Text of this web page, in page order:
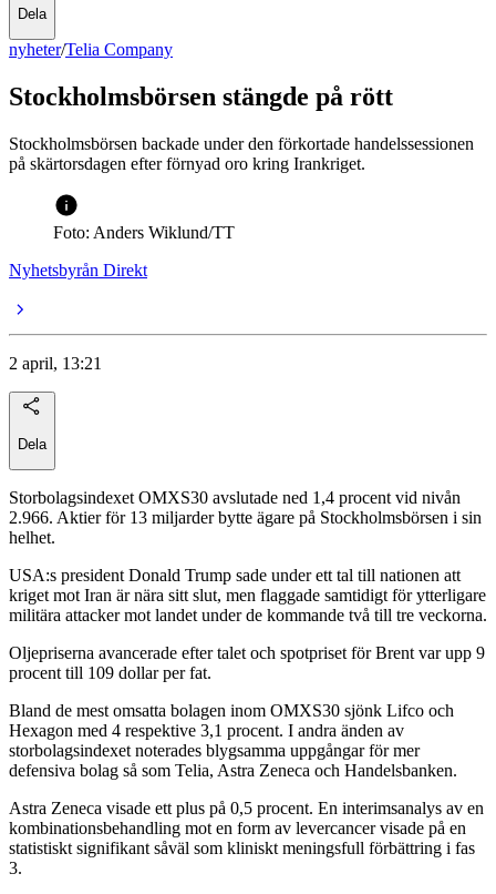
Dela
nyheter/Telia Company
Stockholmsbörsen stängde på rött
Stockholmsbörsen backade under den förkortade handelssessionen
på skärtorsdagen efter förnyad oro kring Irankriget.
Foto: Anders Wiklund/TT
Nyhetsbyrån Direkt
2 april, 13:21
Dela
Storbolagsindexet OMXS30 avslutade ned 1,4 procent vid nivån
2.966. Aktier för 13 miljarder bytte ägare på Stockholmsbörsen i sin
helhet.
USA:s president Donald Trump sade under ett tal till nationen att
kriget mot Iran är nära sitt slut, men flaggade samtidigt för ytterligare
militära attacker mot landet under de kommande två till tre veckorna.
Oljepriserna avancerade efter talet och spotpriset för Brent var upp 9
procent till 109 dollar per fat.
Bland de mest omsatta bolagen inom OMXS30 sjönk Lifco och
Hexagon med 4 respektive 3,1 procent. I andra änden av
storbolagsindexet noterades blygsamma uppgångar för mer
defensiva bolag så som Telia, Astra Zeneca och Handelsbanken.
Astra Zeneca visade ett plus på 0,5 procent. En interimsanalys av en
kombinationsbehandling mot en form av levercancer visade på en
statistiskt signifikant såväl som kliniskt meningsfull förbättring i fas
3.